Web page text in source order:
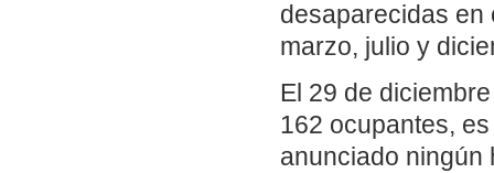
desaparecidas en
marzo, julio y
El 29 de
162 ocupantes,
anunciado ningún